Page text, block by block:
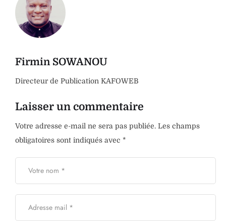
Firmin SOWANOU
Directeur de Publication KAFOWEB
Laisser un commentaire
Votre adresse e-mail ne sera pas publiée. Les champs
obligatoires sont indiqués avec *